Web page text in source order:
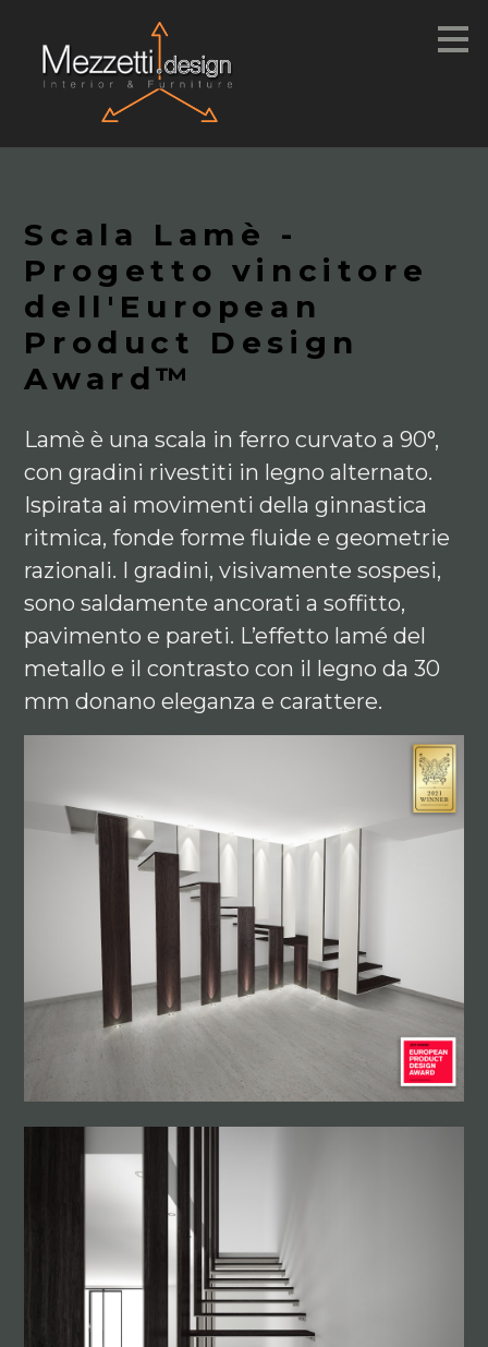
contenuti
principali
MEZZETTI DESIGN
CHI SIAMO
Scala Lamè -
Progetto vincitore
dell'European
Product Design
Award™
Lamè è una scala in ferro curvato a 90°,
con gradini rivestiti in legno alternato.
Ispirata ai movimenti della ginnastica
ritmica, fonde forme fluide e geometrie
razionali. I gradini, visivamente sospesi,
sono saldamente ancorati a soffitto,
pavimento e pareti. L’effetto lamé del
metallo e il contrasto con il legno da 30
mm donano eleganza e carattere.